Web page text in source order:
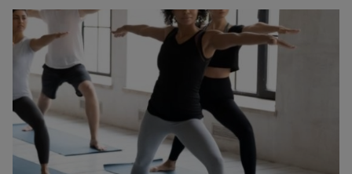
sera introduite pour les pharmaciens de garde.